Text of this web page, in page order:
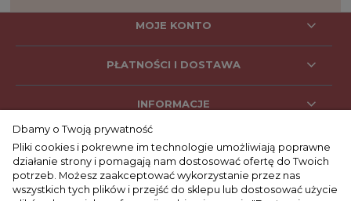
MOJE KONTO
PŁATNOŚCI I DOSTAWA
INFORMACJE
SOCIAL MEDIA
Dbamy o Twoją prywatność
Pliki cookies i pokrewne im technologie umożliwiają poprawne
działanie strony i pomagają nam dostosować ofertę do Twoich
potrzeb. Możesz zaakceptować wykorzystanie przez nas
wszystkich tych plików i przejść do sklepu lub dostosować użycie